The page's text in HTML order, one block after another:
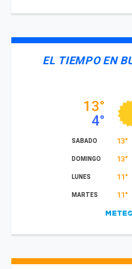
EL TIEMPO EN